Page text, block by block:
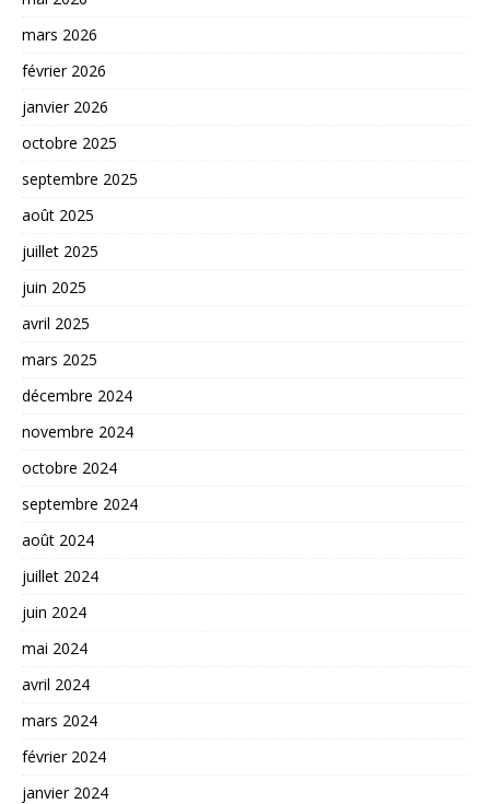
mars 2026
février 2026
janvier 2026
octobre 2025
septembre 2025
août 2025
juillet 2025
juin 2025
avril 2025
mars 2025
décembre 2024
novembre 2024
octobre 2024
septembre 2024
août 2024
juillet 2024
juin 2024
mai 2024
avril 2024
mars 2024
février 2024
janvier 2024